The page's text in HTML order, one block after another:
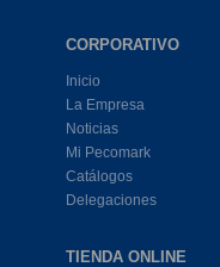
CORPORATIVO
Inicio
La Empresa
Noticias
Mi Pecomark
Catálogos
Delegaciones
TIENDA ONLINE